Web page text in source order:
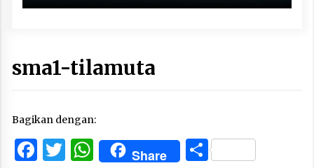
sma1-tilamuta
Bagikan dengan:
Facebook
Twitter
WhatsApp
Share Share